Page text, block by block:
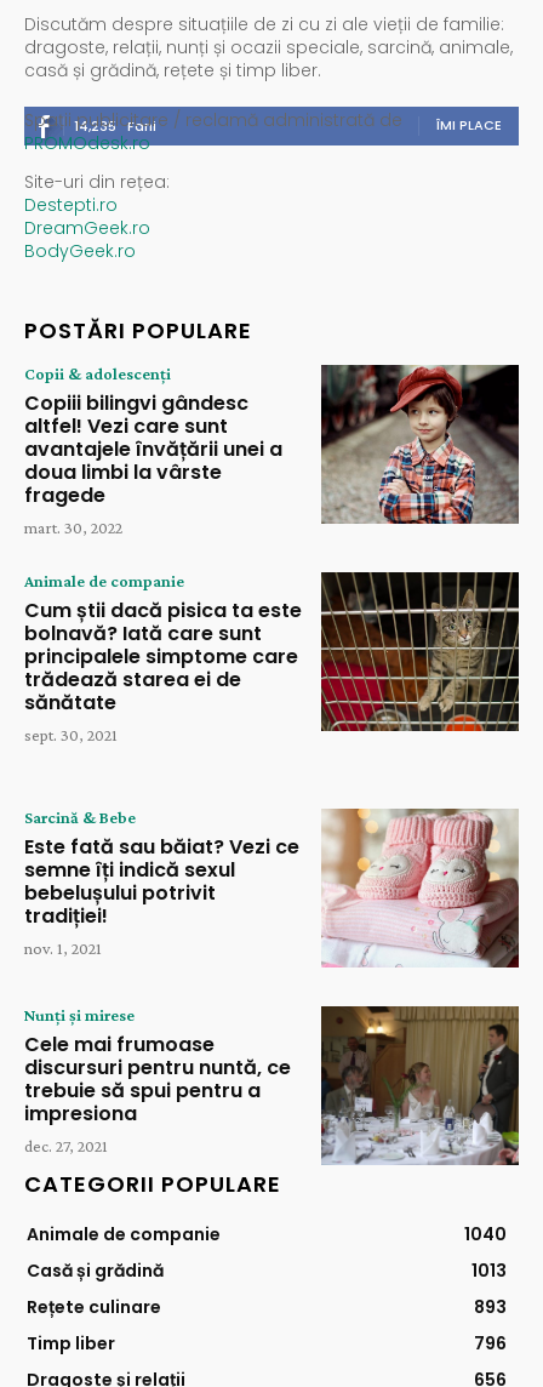
Discutăm despre situațiile de zi cu zi ale vieții de familie:
dragoste, relații, nunți și ocazii speciale, sarcină, animale,
casă și grădină, rețete și timp liber.
14,235 Fani ÎMI PLACE
Spații publicitare / reclamă administrată de
PROMOdesk.ro
Site-uri din rețea:
Destepti.ro
DreamGeek.ro
BodyGeek.ro
POSTĂRI POPULARE
Copii & adolescenți
Copiii bilingvi gândesc
altfel! Vezi care sunt
avantajele învățării unei a
doua limbi la vârste
fragede
mart. 30, 2022
Animale de companie
Cum știi dacă pisica ta este
bolnavă? Iată care sunt
principalele simptome care
trădează starea ei de
sănătate
sept. 30, 2021
Sarcină & Bebe
Este fată sau băiat? Vezi ce
semne îți indică sexul
bebelușului potrivit
tradiției!
nov. 1, 2021
Nunți și mirese
Cele mai frumoase
discursuri pentru nuntă, ce
trebuie să spui pentru a
impresiona
dec. 27, 2021
CATEGORII POPULARE
Animale de companie
1040
Casă și grădină
1013
Rețete culinare
893
Timp liber
796
Dragoste și relații
656